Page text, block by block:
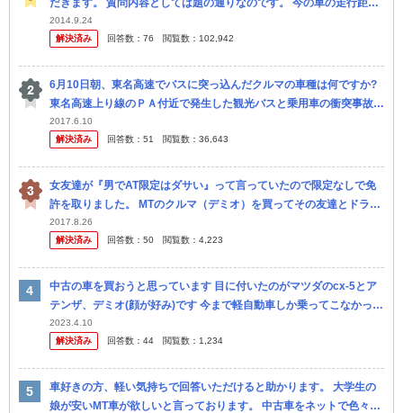
だきます。 質問内容としては題の通りなのです。 今の車の走行距離
が20万キロを超えたので車の買い替えを検討してます。私 は10万
キ...
2014.9.24
解決済み
回答数： 76 閲覧数： 102,942
6月10日朝、東名高速でバスに突っ込んだクルマの車種は何ですか?
東名高速上り線のＰＡ付近で発生した観光バスと乗用車の衝突事故。
反対車線から分離帯を飛び越えてバスの運転席上部に突っ込んだ 乗...
2017.6.10
解決済み
回答数： 51 閲覧数： 36,643
女友達が『男でAT限定はダサい』って言っていたので限定なしで免
許を取りました。 MTのクルマ（デミオ）を買ってその友達とドライ
ブに行ったんですが『今どきMT車とかダサいし、乗り心地悪い！ 』
と言...
2017.8.26
解決済み
回答数： 50 閲覧数： 4,223
中古の車を買おうと思っています 目に付いたのがマツダのcx-5とア
テンザ、デミオ(顔が好み)です 今まで軽自動車しか乗ってこなかった
のですが子供が大きくなったし安全性を重視してということで普...
2023.4.10
解決済み
回答数： 44 閲覧数： 1,234
車好きの方、軽い気持ちで回答いただけると助かります。 大学生の
娘が安いMT車が欲しいと言っております。 中古車をネットで色々見